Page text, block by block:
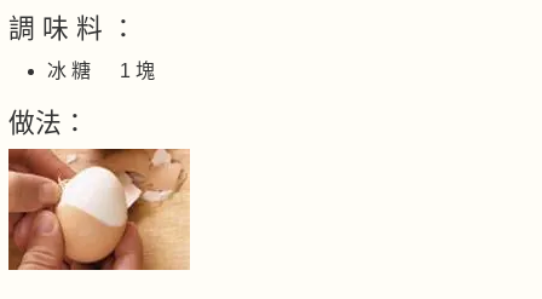
調 味 料 ：
冰 糖 1 塊
做法：